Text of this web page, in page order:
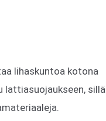
lihaskuntoa kotona
lattiasuojaukseen, sillä